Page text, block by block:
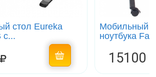
стол Eureka
c...
Мобильный
ноутбука
15100